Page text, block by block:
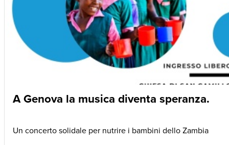
A Genova la musica diventa speranza.
Un concerto solidale per nutrire i bambini dello Zambia